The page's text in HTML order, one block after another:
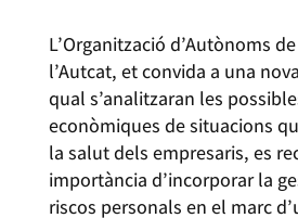
L’Organització d’Autònoms
l’Autcat, et convida a una
qual s’analitzaran les
econòmiques de situacions
la salut dels empresaris, es
importància d’incorporar la
riscos personals en el marc